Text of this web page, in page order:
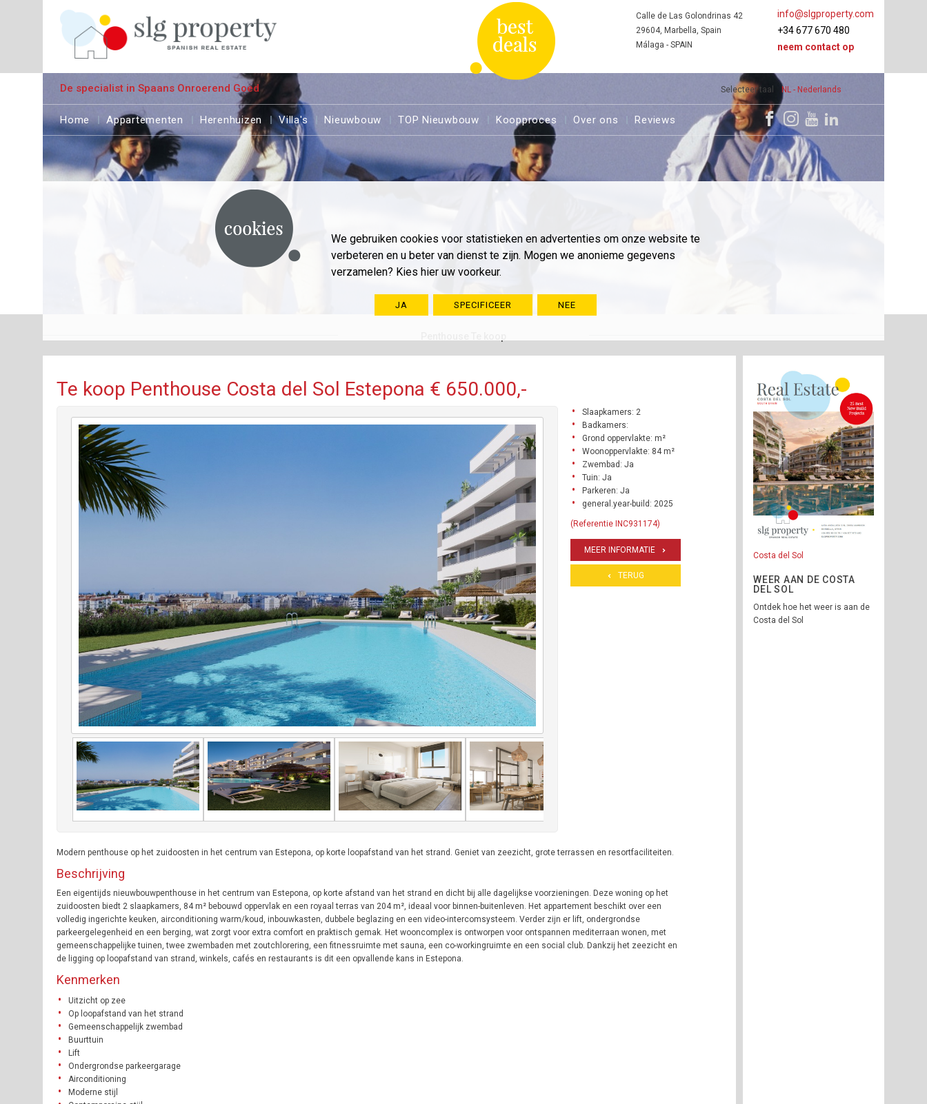
We gebruiken cookies voor statistieken en advertenties om onze website te
verbeteren en u beter van dienst te zijn. Mogen we anonieme gegevens
verzamelen? Kies hier uw voorkeur.
JA SPECIFICEER NEE
Selecteer taal NL - Nederlands
info@slgproperty.com
+34 677 670 480
neem contact op
Calle de Las Golondrinas 42
29604, Marbella, Spain
Málaga - SPAIN
De specialist in Spaans Onroerend Goed
Home Appartementen Herenhuizen Villa's Nieuwbouw TOP Nieuwbouw Koopproces Over ons Reviews
Te koop Penthouse Costa del Sol Estepona € 650.000,-
Slaapkamers: 2
Badkamers:
Grond oppervlakte: m²
Woonoppervlakte: 84 m²
Zwembad: Ja
Tuin: Ja
Parkeren: Ja
general.year-build: 2025
(Referentie INC931174)
MEER INFORMATIE
TERUG
Modern penthouse op het zuidoosten in het centrum van Estepona, op korte loopafstand van het strand. Geniet van zeezicht, grote terrassen en resortfaciliteiten.
Beschrijving
Een eigentijds nieuwbouwpenthouse in het centrum van Estepona, op korte afstand van het strand en dicht bij alle dagelijkse voorzieningen. Deze woning op het
zuidoosten biedt 2 slaapkamers, 84 m² bebouwd oppervlak en een royaal terras van 204 m², ideaal voor binnen-buitenleven. Het appartement beschikt over een
volledig ingerichte keuken, airconditioning warm/koud, inbouwkasten, dubbele beglazing en een video-intercomsysteem. Verder zijn er lift, ondergrondse
parkeergelegenheid en een berging, wat zorgt voor extra comfort en praktisch gemak. Het wooncomplex is ontworpen voor ontspannen mediterraan wonen, met
gemeenschappelijke tuinen, twee zwembaden met zoutchlorering, een fitnessruimte met sauna, een co-workingruimte en een social club. Dankzij het zeezicht en
de ligging op loopafstand van strand, winkels, cafés en restaurants is dit een opvallende kans in Estepona.
Kenmerken
Uitzicht op zee
Op loopafstand van het strand
Gemeenschappelijk zwembad
Buurttuin
Lift
Ondergrondse parkeergarage
Airconditioning
Moderne stijl
Costa del Sol
WEER AAN DE COSTA
DEL SOL
Ontdek hoe het weer is aan de
Costa del Sol